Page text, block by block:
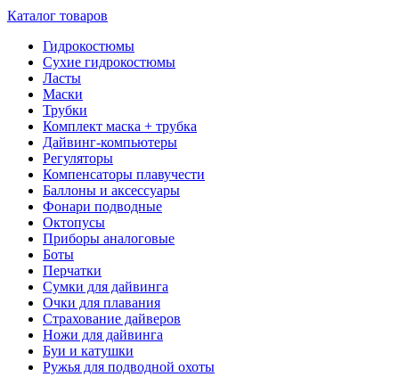
Каталог товаров
Гидрокостюмы
Сухие гидрокостюмы
Ласты
Маски
Трубки
Комплект маска + трубка
Дайвинг-компьютеры
Регуляторы
Компенсаторы плавучести
Баллоны и аксессуары
Фонари подводные
Октопусы
Приборы аналоговые
Боты
Перчатки
Сумки для дайвинга
Очки для плавания
Страхование дайверов
Ножи для дайвинга
Буи и катушки
Ружья для подводной охоты